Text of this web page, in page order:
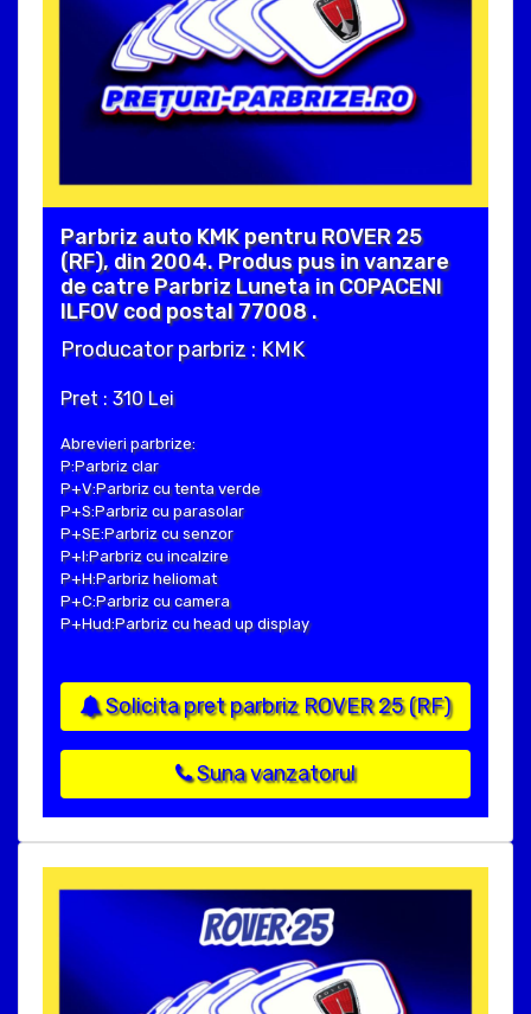
Parbriz auto KMK pentru ROVER 25
(RF), din 2004. Produs pus in vanzare
de catre Parbriz Luneta in COPACENI
ILFOV cod postal 77008 .
Producator parbriz : KMK
Pret : 310 Lei
Abrevieri parbrize:
P:Parbriz clar
P+V:Parbriz cu tenta verde
P+S:Parbriz cu parasolar
P+SE:Parbriz cu senzor
P+I:Parbriz cu incalzire
P+H:Parbriz heliomat
P+C:Parbriz cu camera
P+Hud:Parbriz cu head up display
Solicita pret parbriz ROVER 25 (RF)
Suna vanzatorul